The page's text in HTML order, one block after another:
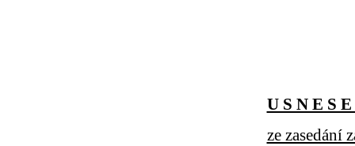
U S N E S
ze zasedání